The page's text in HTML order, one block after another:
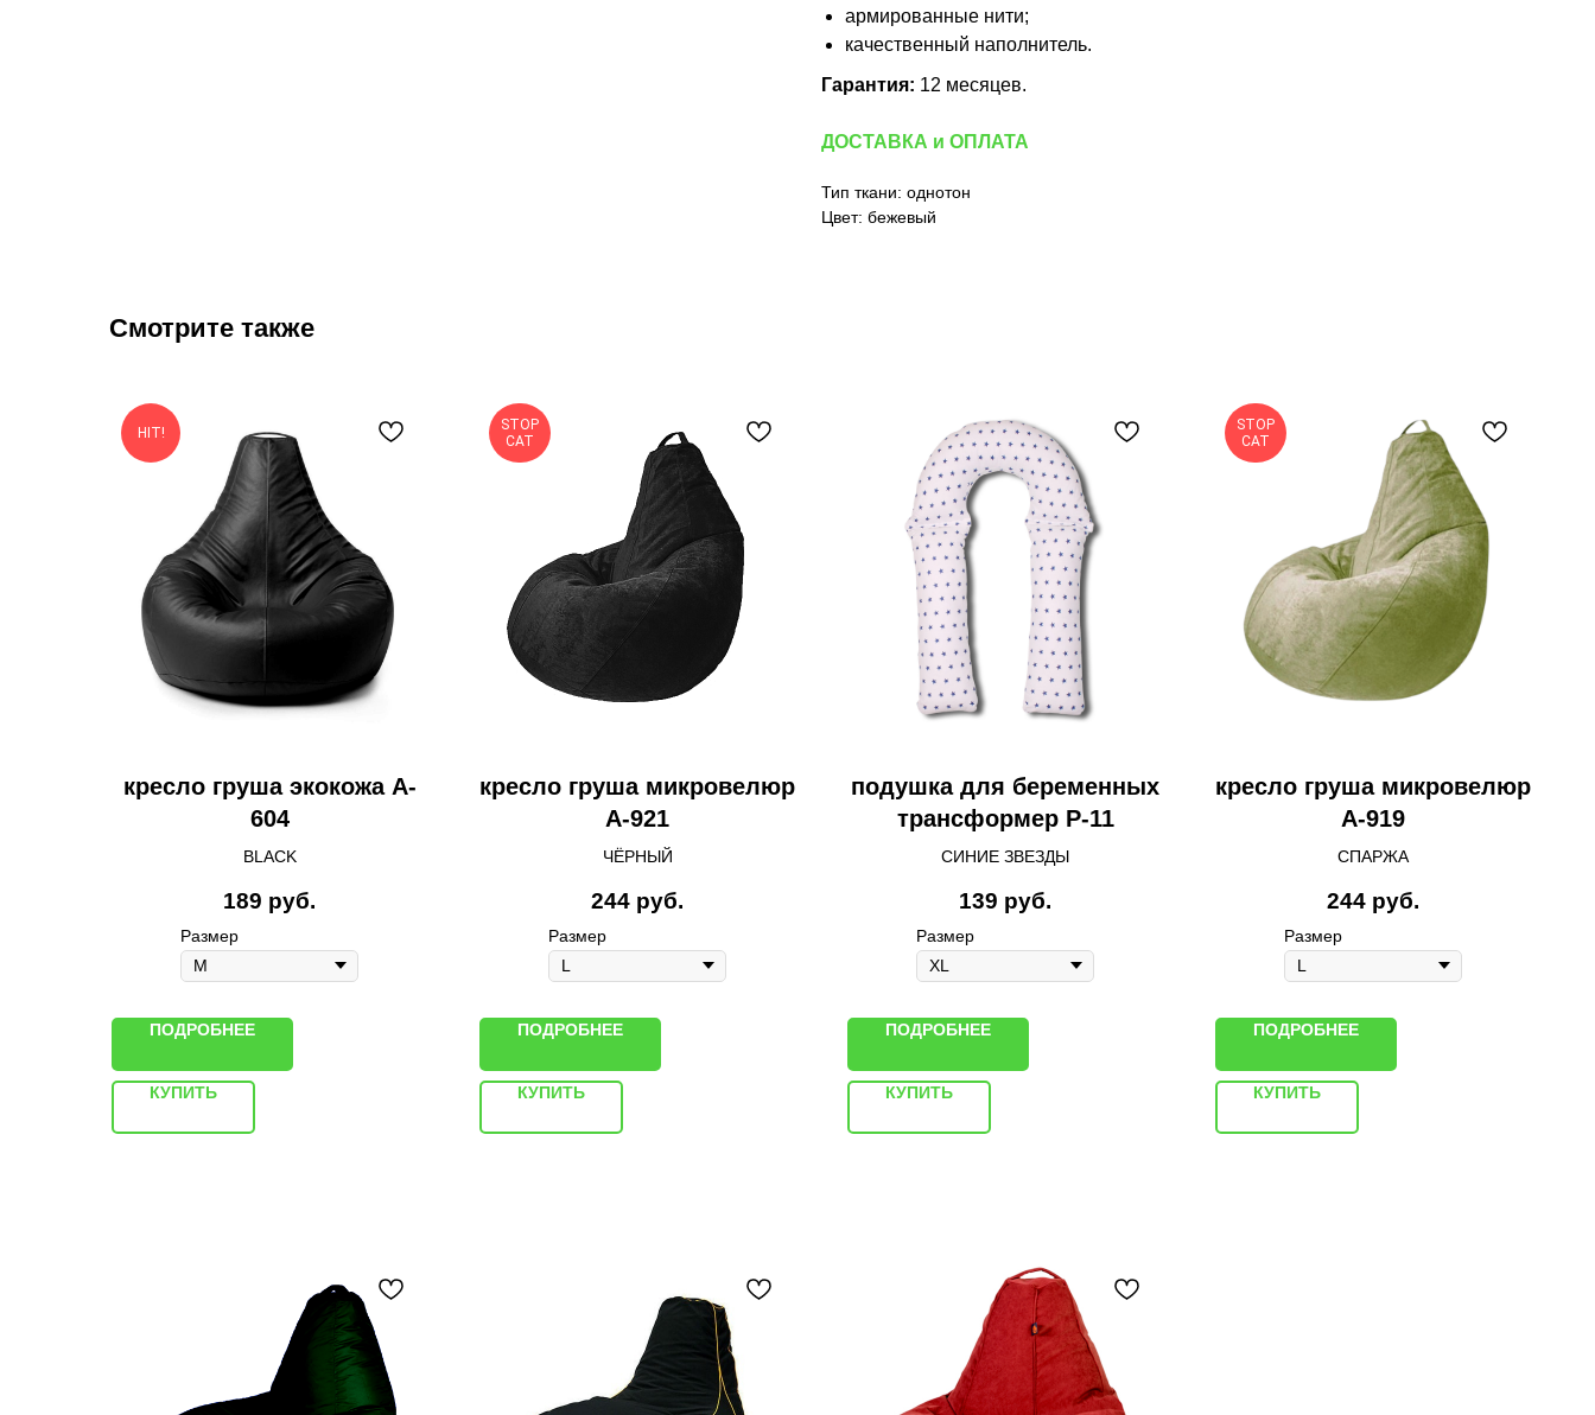
армированные нити;
качественный наполнитель.
Гарантия: 12 месяцев.
ДОСТАВКА и ОПЛАТА
Тип ткани: однотон
Цвет: бежевый
Смотрите также
HIT!
кресло груша экокожа A-
604
BLACK
189 руб.
Размер
ПОДРОБНЕЕ
КУПИТЬ
STOP
CAT
кресло груша микровелюр
A-921
ЧЁРНЫЙ
244 руб.
Размер
ПОДРОБНЕЕ
КУПИТЬ
подушка для беременных
трансформер P-11
СИНИЕ ЗВЕЗДЫ
139 руб.
Размер
ПОДРОБНЕЕ
КУПИТЬ
STOP
CAT
кресло груша микровелюр
A-919
СПАРЖА
244 руб.
Размер
ПОДРОБНЕЕ
КУПИТЬ